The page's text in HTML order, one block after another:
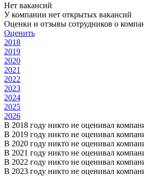
Нет вакансий
У компании нет открытых вакансий
Оценки и отзывы сотрудников о
Оценить
2018
2019
2020
2021
2022
2023
2024
2025
2026
В 2018 году никто не оценивал
В 2019 году никто не оценивал
В 2020 году никто не оценивал
В 2021 году никто не оценивал
В 2022 году никто не оценивал
В 2023 году никто не оценивал